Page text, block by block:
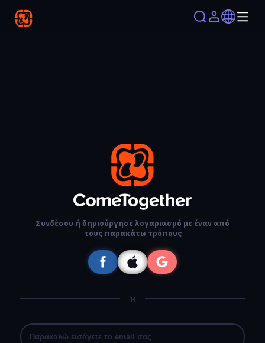
Συνδέσου ή δημιούργησε λογαριασμό με έναν από
τους παρακάτω τρόπους
Ή